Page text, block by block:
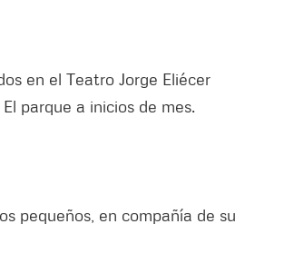
en el Teatro Jorge Eliécer
parque a inicios de mes.
pequeños, en compañía de su